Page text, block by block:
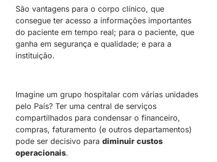
São vantagens para o corpo clínico, que
consegue ter acesso a informações importantes
do paciente em tempo real; para o paciente, que
ganha em segurança e qualidade; e para a
instituição.
Imagine um grupo hospitalar com várias unidades
pelo País? Ter uma central de serviços
compartilhados para condensar o financeiro,
compras, faturamento (e outros departamentos)
pode ser decisivo para diminuir custos
operacionais.